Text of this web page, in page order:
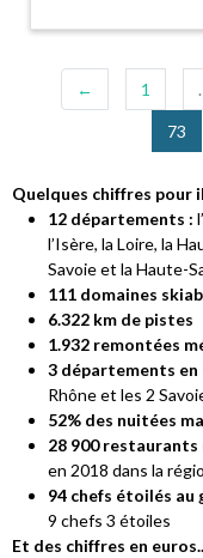
← 1
73
Quelques chiffres pour
12 départements :
l’Isère, la Loire, la
Savoie et la Haute-
111 domaines
6.322 km de pistes
1.932 remontées
3 départements
Rhône et les 2
52% des nuitées
28 900
en 2018 dans la
94 chefs étoilés au
9 chefs 3 étoiles
Et des chiffres en